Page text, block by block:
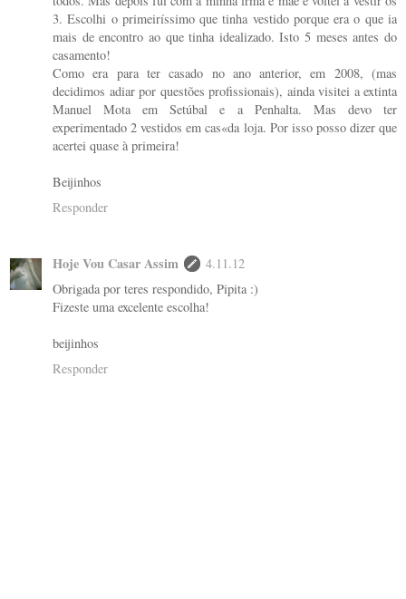
3. Escolhi o primeiríssimo que tinha vestido porque era o que ia
mais de encontro ao que tinha idealizado. Isto 5 meses antes do
casamento!
Como era para ter casado no ano anterior, em 2008, (mas
decidimos adiar por questões profissionais), ainda visitei a extinta
Manuel Mota em Setúbal e a Penhalta. Mas devo ter
experimentado 2 vestidos em cas«da loja. Por isso posso dizer que
acertei quase à primeira!
Beijinhos
Responder
Hoje Vou Casar Assim
4.11.12
Obrigada por teres respondido, Pipita :)
Fizeste uma excelente escolha!
beijinhos
Responder